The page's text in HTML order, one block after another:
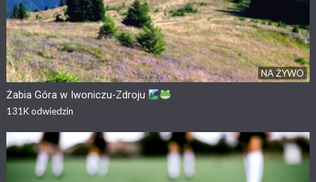
NA ŻYWO
Żabia Góra w Iwoniczu-Zdroju
131Kodwiedzin